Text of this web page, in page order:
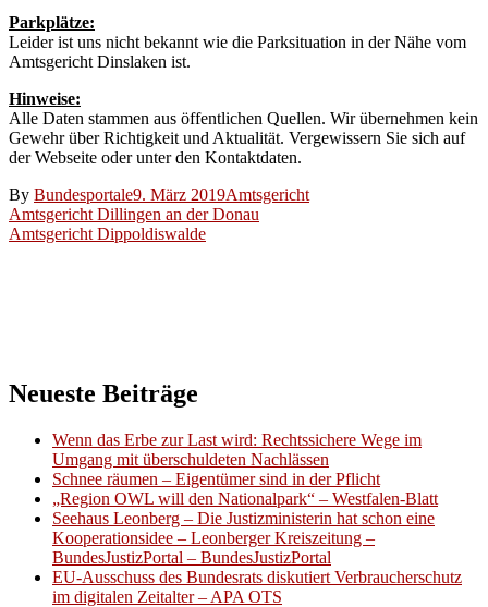
Parkplätze:
Leider ist uns nicht bekannt wie die Parksituation in der Nähe vom
Amtsgericht Dinslaken ist.
Hinweise:
Alle Daten stammen aus öffentlichen Quellen. Wir übernehmen kein
Gewehr über Richtigkeit und Aktualität. Vergewissern Sie sich auf
der Webseite oder unter den Kontaktdaten.
By Bundesportale9. März 2019Amtsgericht
Beitragsnavigation
Amtsgericht Dillingen an der Donau
Amtsgericht Dippoldiswalde
Neueste Beiträge
Wenn das Erbe zur Last wird: Rechtssichere Wege im
Umgang mit überschuldeten Nachlässen
Schnee räumen – Eigentümer sind in der Pflicht
„Region OWL will den Nationalpark“ – Westfalen-Blatt
Seehaus Leonberg – Die Justizministerin hat schon eine
Kooperationsidee – Leonberger Kreiszeitung –
BundesJustizPortal – BundesJustizPortal
EU-Ausschuss des Bundesrats diskutiert Verbraucherschutz
im digitalen Zeitalter – APA OTS